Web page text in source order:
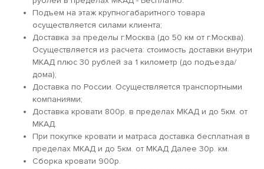
Подъем на этаж крупногабаритного товара
осуществляется силами клиента;
Доставка за пределы г.Москва (до 50 км от г.Москва).
Осуществляется из расчета: стоимость доставки внутри
МКАД плюс 30 рублей за 1 километр (до подъезда/
дома);
Доставка по России. Осуществляется транспортными
компаниями;
Доставка кровати 800р. в пределах МКАД и до 5км. от
МКАД.
При покупке кровати и матраса доставка бесплатная в
пределах МКАД и до 5км. от МКАД Далее 30р. км.
Сборка кровати 900р.